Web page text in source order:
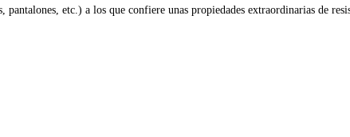
etc.) a los que confiere unas propiedades extraordinarias de